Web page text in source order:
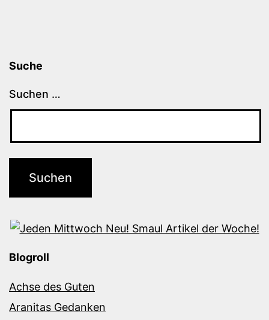
Suche
Suchen …
Blogroll
Achse des Guten
Aranitas Gedanken